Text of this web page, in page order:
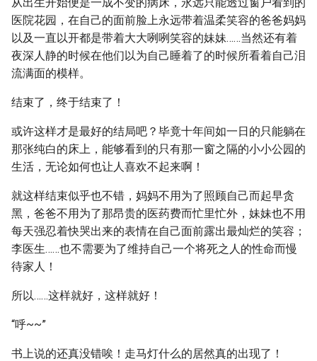
医院花园，在自己的面前脸上永远带着温柔笑容的爸爸妈妈
以及一直以开都是带着大大咧咧笑容的妹妹……当然还有着
夜深人静的时候在他们以为自己睡着了的时候所看着自己泪
流满面的模样。
结束了，终于结束了！
或许这样才是最好的结局吧？毕竟十年间如一日的只能躺在
那张纯白的床上，能够看到的只有那一窗之隔的小小公园的
生活，无论如何也让人喜欢不起来啊！
就这样结束似乎也不错，妈妈不用为了照顾自己而起早贪
黑，爸爸不用为了那昂贵的医药费而忙里忙外，妹妹也不用
每天强忍着快哭出来的表情在自己面前露出最灿烂的笑容；
李医生……也不需要为了维持自己一个将死之人的性命而慢
待家人！
所以……这样就好，这样就好！
“呼~~”
书上说的还真没错唉！走马灯什么的居然真的出现了！